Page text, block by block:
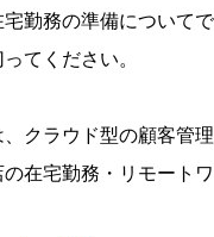
宅勤務の準備について
てください。
クラウド型の顧客管
在宅勤務・リモート